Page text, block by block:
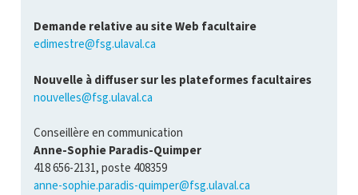
Demande relative au site Web facultaire
edimestre@fsg.ulaval.ca
Nouvelle à diffuser sur les plateformes facultaires
nouvelles@fsg.ulaval.ca
Conseillère en communication
Anne-Sophie Paradis-Quimper
418 656-2131, poste 408359
anne-sophie.paradis-quimper@fsg.ulaval.ca